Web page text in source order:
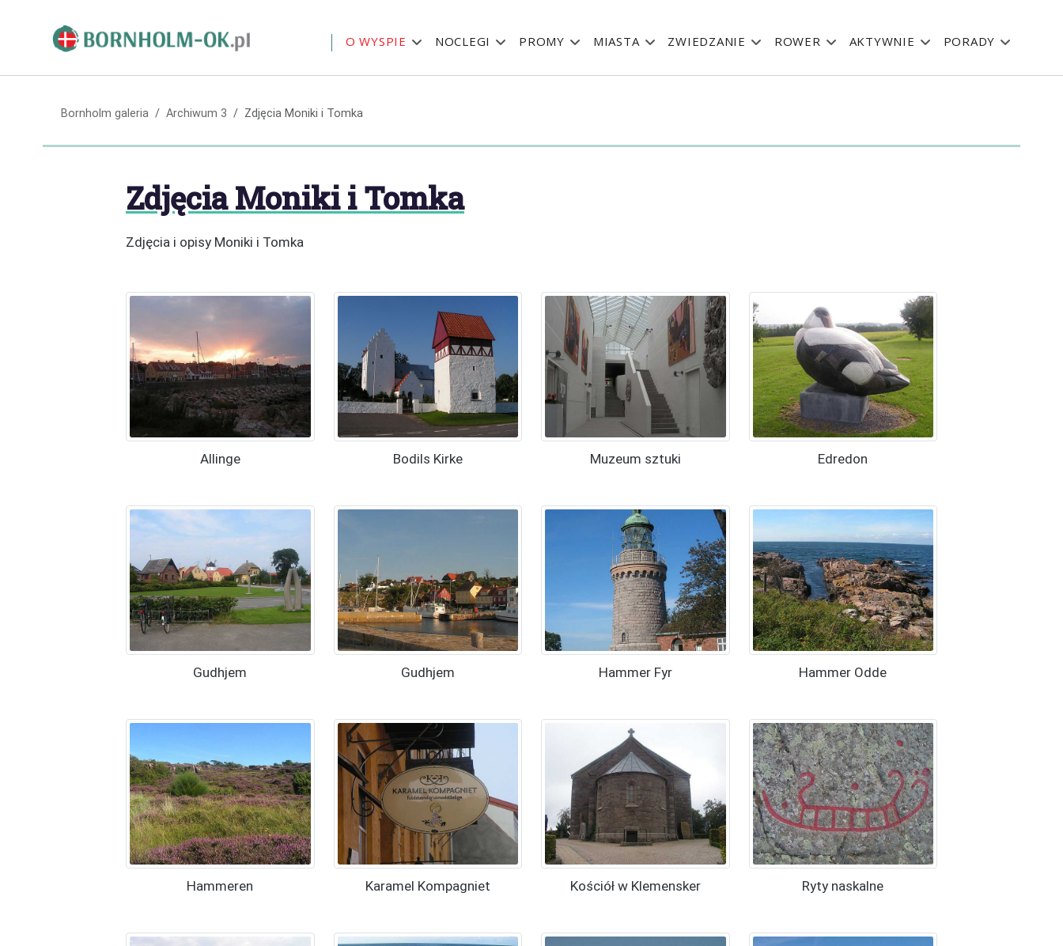
O WYSPIE NOCLEGI PROMY MIASTA ZWIEDZANIE ROWER AKTYWNIE PORADY
Bornholm galeria Archiwum 3 Zdjęcia Moniki i Tomka
Zdjęcia Moniki i Tomka
Zdjęcia i opisy Moniki i Tomka
Allinge Bodils Kirke Muzeum sztuki Edredon
Gudhjem Gudhjem Hammer Fyr Hammer Odde
Hammeren Karamel Kompagniet Kościół w Klemensker Ryty naskalne